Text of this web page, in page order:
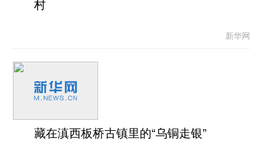
村
新华网
藏在滇西板桥古镇里的“乌铜走银”